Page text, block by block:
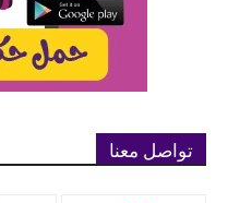
تواصل معنا